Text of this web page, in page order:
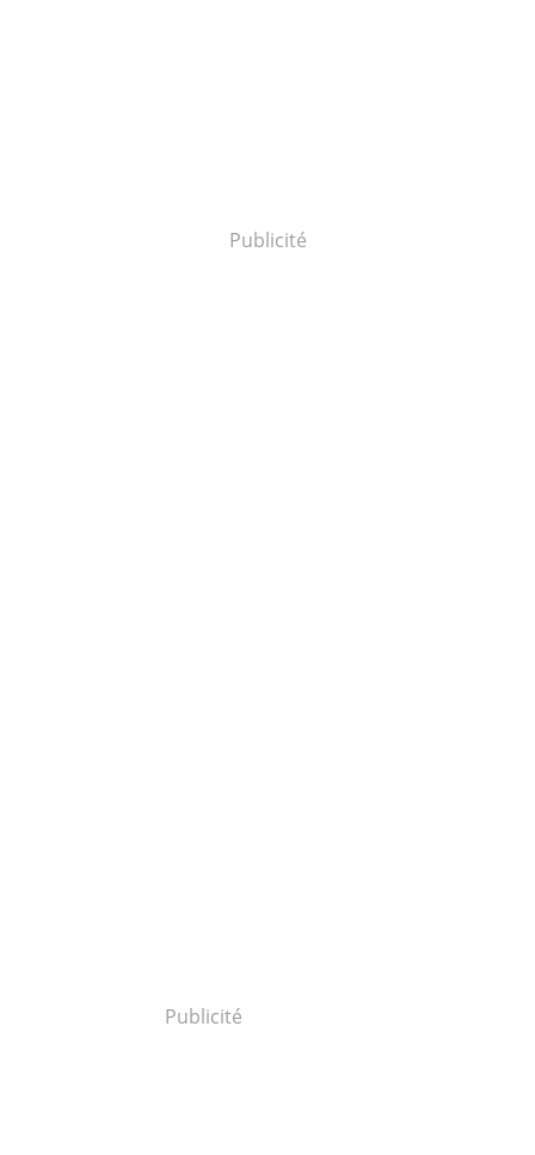
Publicité
Publicité